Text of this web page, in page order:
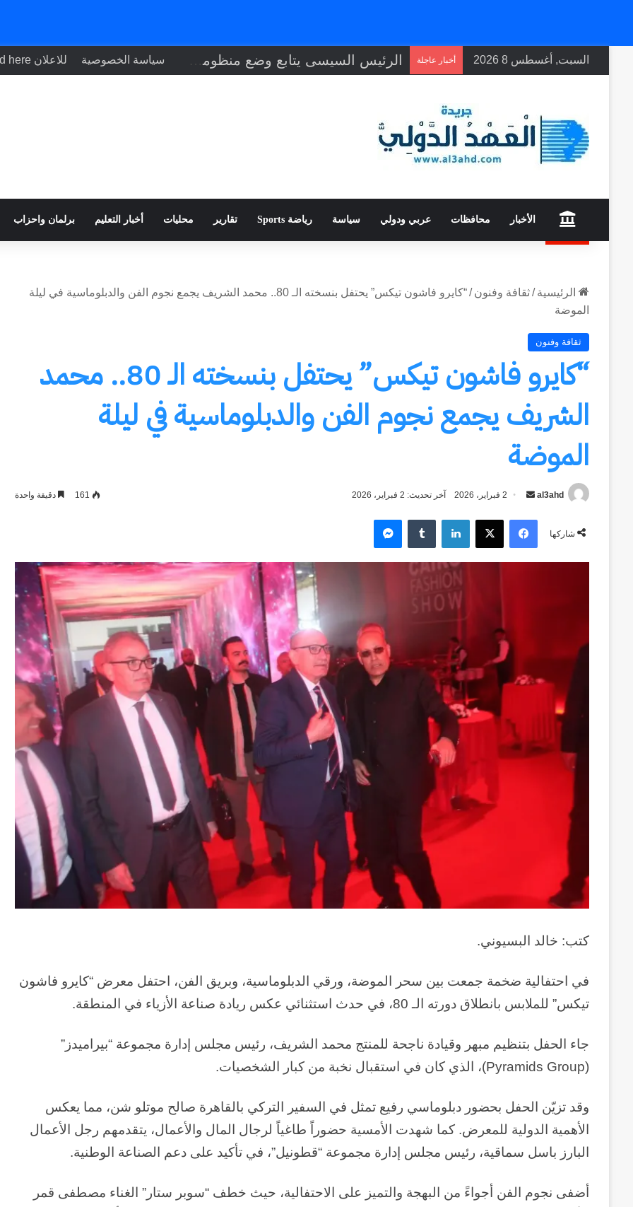
السبت, أغسطس 8 2026 أخبار عاجلة الرئيس السيسى يتابع وضع منظومة الأمن الغذائي سياسة الخصوصية للاعلان Your ad here
الأخبار محافظات عربي ودولي سياسة رياضة Sports تقارير محليات أخبار التعليم برلمان واحزاب
الرئيسية /ثقافة وفنون /
“كايرو فاشون تيكس” يحتفل بنسخته الـ 80.. محمد الشريف يجمع نجوم الفن والدبلوماسية في ليلة
الموضة
ثقافة وفنون
“كايرو فاشون تيكس” يحتفل بنسخته الـ 80.. محمد
الشريف يجمع نجوم الفن والدبلوماسية في ليلة
الموضة
al3ahd
أرسل
إلكترونيا
2 فبراير، 2026 آخر تحديث: 2 فبراير، 2026 161 دقيقة واحدة
شاركها
فيسبوك‫X لينكدإن
‏Tumblr ماسنجر
كتب: خالد البسيوني.
في احتفالية ضخمة جمعت بين سحر الموضة، ورقي الدبلوماسية، وبريق الفن، احتفل معرض “كايرو فاشون
تيكس” للملابس بانطلاق دورته الـ 80، في حدث استثنائي عكس ريادة صناعة الأزياء في المنطقة.
جاء الحفل بتنظيم مبهر وقيادة ناجحة للمنتج محمد الشريف، رئيس مجلس إدارة مجموعة “بيراميدز”
(Pyramids Group)، الذي كان في استقبال نخبة من كبار الشخصيات.
وقد تزيّن الحفل بحضور دبلوماسي رفيع تمثل في السفير التركي بالقاهرة صالح موتلو شن، مما يعكس
الأهمية الدولية للمعرض. كما شهدت الأمسية حضوراً طاغياً لرجال المال والأعمال، يتقدمهم رجل الأعمال
البارز باسل سماقية، رئيس مجلس إدارة مجموعة “قطونيل”، في تأكيد على دعم الصناعة الوطنية.
أضفى نجوم الفن أجواءً من البهجة والتميز على الاحتفالية، حيث خطف “سوبر ستار” الغناء مصطفى قمر